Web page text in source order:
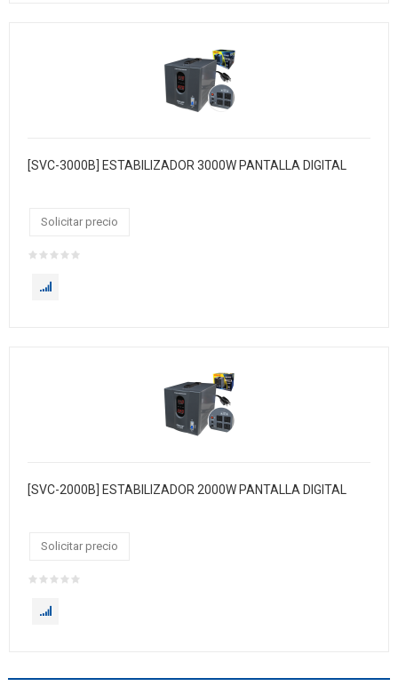
[SVC-3000B] ESTABILIZADOR 3000W PANTALLA DIGITAL
Solicitar precio
[SVC-2000B] ESTABILIZADOR 2000W PANTALLA DIGITAL
Solicitar precio